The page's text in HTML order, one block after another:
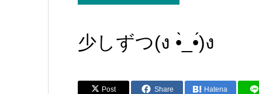
少しずつ(ง •̀_•́)ง
Post Share Hatena